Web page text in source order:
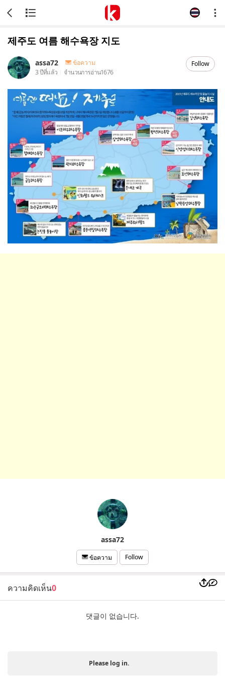
제주도 여름 해수욕장 지도
assa72
ข้อความ
3 ปีที่แล้ว
จำนวนการอ่าน1676
Follow
assa72
ข้อความ Follow
ความคิดเห็น0
댓글이 없습니다.
Please log in.